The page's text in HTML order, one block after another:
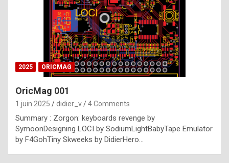
t
p
h
o
n
y
l
e
x
2025 ORICMAG
OricMag 001
1 juin 2025 didier_v 4 Comments
Summary : Zorgon: keyboards revenge by
SymoonDesigning LOCI by SodiumLightBabyTape Emulator
by F4GohTiny Skweeks by DidierHero…